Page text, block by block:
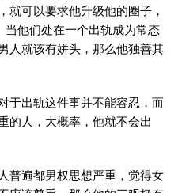
就可以要求他升级他的圈子，
当他们处在一个出轨成为常态
人就该有姘头，那么他独善其
于出轨这件事并不能容忍，而
的人，大概率，他就不会出
普遍都男权思想严重，觉得女